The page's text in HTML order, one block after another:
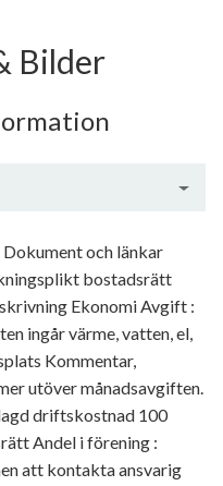
Bilder
och länkar
bostadsrätt
Ekonomi Avgift :
ingår värme, vatten, el,
Kommentar,
utöver månadsavgiften.
driftskostnad 100
Andel i förening :
att kontakta ansvarig